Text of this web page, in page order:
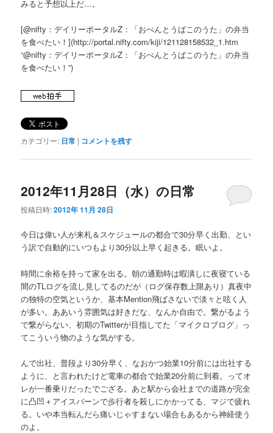
みると予想以上だ…。
[@nifty：デイリーポータルZ：「おべんとうばこのうた」の弁当
を食べたい！](http://portal.nifty.com/kiji/121128158532_1.htm
“@nifty：デイリーポータルZ：「おべんとうばこのうた」の弁当
を食べたい！”)
カテゴリー: 日常 | コメントを残す
2012年11月28日（水）の日常
投稿日時:2012年 11月 28日
今日は偉い人が来札＆スケジュールの都合で30分早く出勤、とい
う訳で自動的にいつもより30分以上早く起きる。眠いよ。
時間に余裕を持って家を出る。朝の通勤時は暇潰しに夜寝ている
間のTLログを流し見してるのだが（ログ保存数上限あり）真夜中
の独特の空気というか、基本Mention飛ばさないで淡々と呟く人
が多い。ああいう雰囲気は好きだな、なんか自由で。繋がるよう
で繋がらない、初期のTwitterが目指してた「マイクロブログ」っ
てこういう物のような気がする。
んで出社、普段より30分早く、なおかつ始業10分前には出社する
ように、と言われたけど電車の都合で始業20分前に到着。ってオ
レが一番乗りだったでござる。あと駅から会社までの道路が完全
に凸凹＋アイスバーンで歩行者を殺しにかかってる、マジで疲れ
る。いや本当転んだら痛いじゃすまない場合もあるから神経使う
のよ。